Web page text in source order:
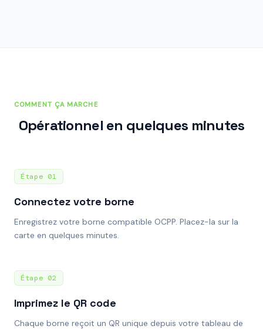
COMMENT ÇA MARCHE
Opérationnel en quelques minutes
Étape 01
Connectez votre borne
Enregistrez votre borne compatible OCPP. Placez-la sur la
carte en quelques minutes.
Étape 02
Imprimez le QR code
Chaque borne reçoit un QR unique depuis votre tableau de